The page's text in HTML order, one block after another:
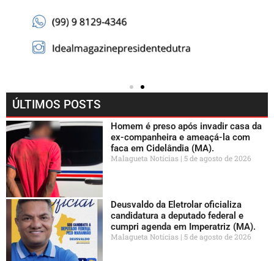
ÚLTIMOS POSTS
Homem é preso após invadir casa da
ex-companheira e ameaçá-la com
faca em Cidelândia (MA).
Malagueta Notícias 5 de agosto de 2026
Deusvaldo da Eletrolar oficializa
candidatura a deputado federal e
cumpri agenda em Imperatriz (MA).
Malagueta Notícias 5 de agosto de 2026